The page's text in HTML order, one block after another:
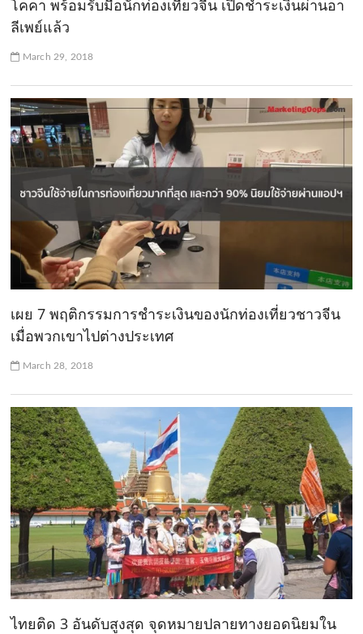
โคคา พร้อมรับมือนักท่องเที่ยวจีน เปิดชำระเงินผ่านอา
ลีเพย์แล้ว
March 29, 2018
เผย 7 พฤติกรรมการชำระเงินของนักท่องเที่ยวชาวจีน
เมื่อพวกเขาไปต่างประเทศ
March 28, 2018
ไทยติด 3 อันดับสูงสุด จุดหมายปลายทางยอดนิยมใน